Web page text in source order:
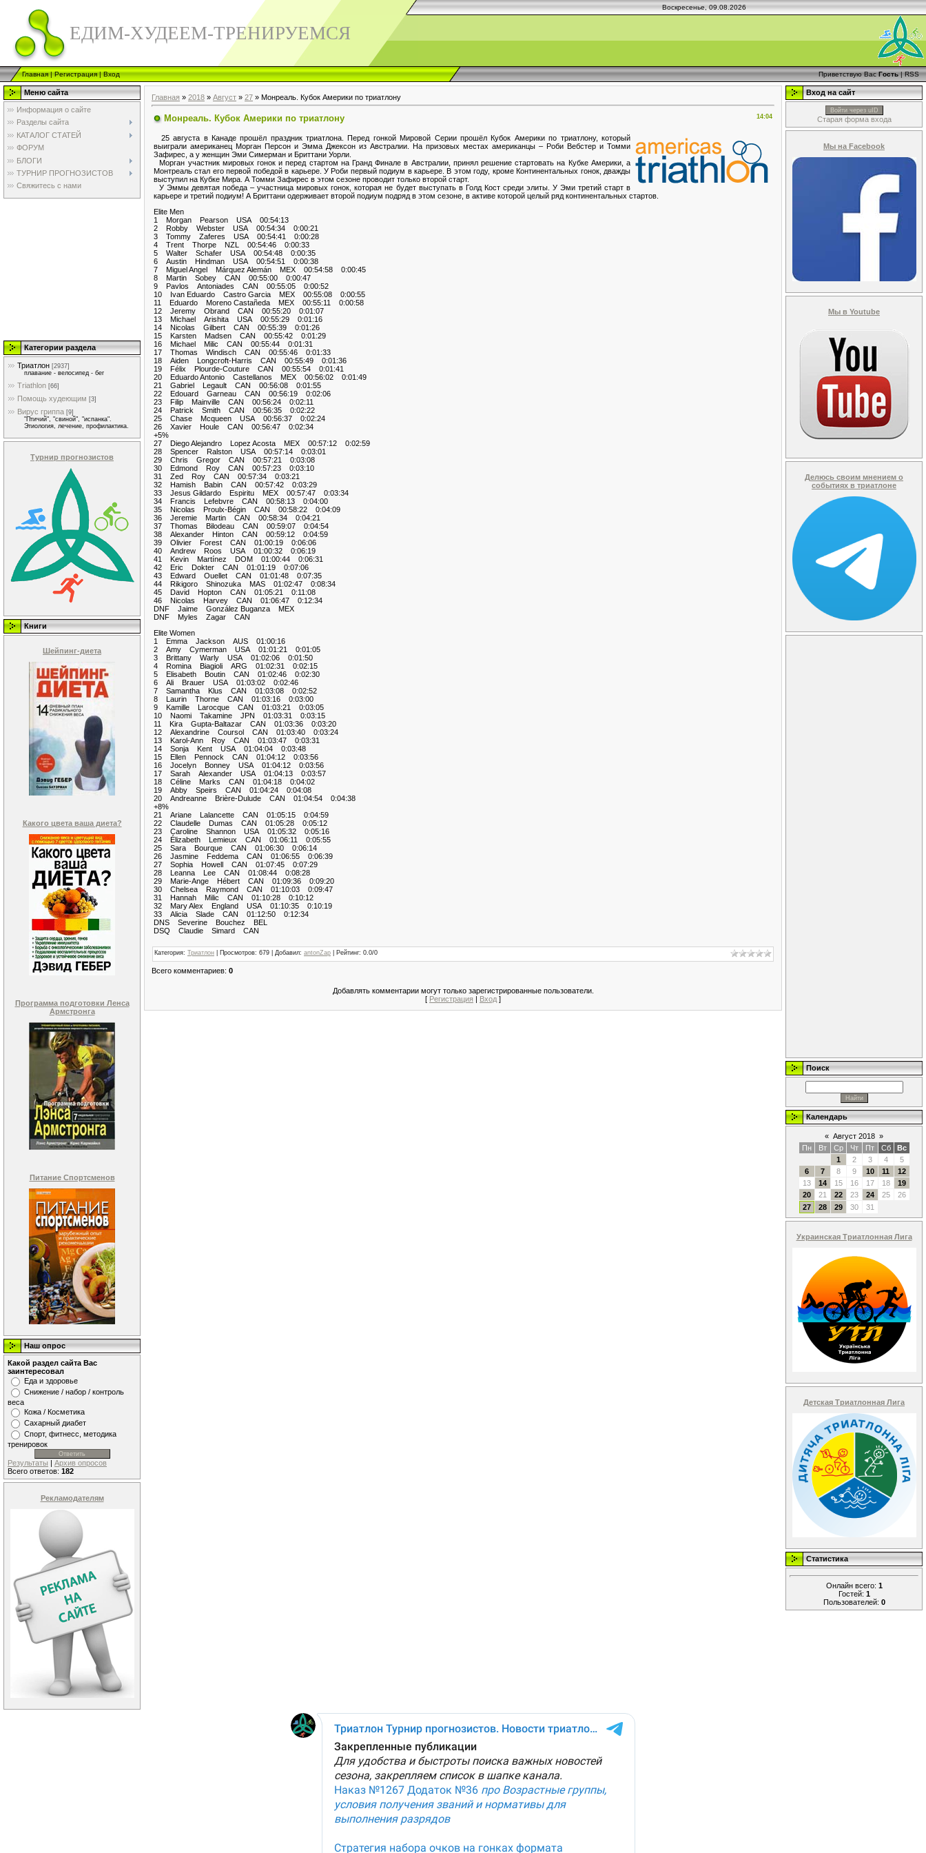
Воскресенье, 09.08.2026
ЕДИМ-ХУДЕЕМ-ТРЕНИРУЕМСЯ
Главная|Регистрация|Вход Приветствую Вас Гость|RSS
Меню сайта
Информация о сайте
Разделы сайта
КАТАЛОГ СТАТЕЙ
ФОРУМ
БЛОГИ
ТУРНИР ПРОГНОЗИСТОВ
Свяжитесь с нами
Категории раздела
Триатлон [2937]
плавание - велосипед - бег
Triathlon [66]
Помощь худеющим [3]
Вирус гриппа [9]
"Птичий", "свиной", "испанка".
Этиология, лечение, профилактика.
Турнир прогнозистов
Книги
Шейпинг-диета
Какого цвета ваша диета?
Программа подготовки Ленса
Армстронга
Питание Спортсменов
Наш опрос
Какой раздел сайта Вас
заинтересовал
Еда и здоровье
Снижение / набор / контроль
веса
Кожа / Косметика
Сахарный диабет
Спорт, фитнесс, методика
тренировок
Результаты | Архив опросов
Всего ответов: 182
Рекламодателям
Главная » 2018 » Август » 27 » Монреаль. Кубок Америки по триатлону
14:04
Монреаль. Кубок Америки по триатлону
25 августа в Канаде прошёл праздник триатлона. Перед гонкой Мировой Серии прошёл Кубок Америки по триатлону, который
выиграли американец Морган Персон и Эмма Джексон из Австралии. На призовых местах американцы – Роби Вебстер и Томми
Зафирес, а у женщин Эми Симерман и Бриттани Уорли.
Морган участник мировых гонок и перед стартом на Гранд Финале в Австралии, принял решение стартовать на Кубке Америки, а
Монтреаль стал его первой победой в карьере. У Роби первый подиум в карьере. В этом году, кроме Континентальных гонок, дважды
выступил на Кубке Мира. А Томми Зафирес в этом сезоне проводит только второй старт.
У Эммы девятая победа – участница мировых гонок, которая не будет выступать в Голд Кост среди элиты. У Эми третий старт в
карьере и третий подиум! А Бриттани одерживает второй подиум подряд в этом сезоне, в активе которой целый ряд континентальных стартов.
Elite Men
1 Morgan Pearson USA 00:54:13
2 Robby Webster USA 00:54:34 0:00:21
3 Tommy Zaferes USA 00:54:41 0:00:28
4 Trent Thorpe NZL 00:54:46 0:00:33
5 Walter Schafer USA 00:54:48 0:00:35
6 Austin Hindman USA 00:54:51 0:00:38
7 Miguel Angel Márquez Alemán MEX 00:54:58 0:00:45
8 Martin Sobey CAN 00:55:00 0:00:47
9 Pavlos Antoniades CAN 00:55:05 0:00:52
10 Ivan Eduardo Castro Garcia MEX 00:55:08 0:00:55
11 Eduardo Moreno Castañeda MEX 00:55:11 0:00:58
12 Jeremy Obrand CAN 00:55:20 0:01:07
13 Michael Arishita USA 00:55:29 0:01:16
14 Nicolas Gilbert CAN 00:55:39 0:01:26
15 Karsten Madsen CAN 00:55:42 0:01:29
16 Michael Milic CAN 00:55:44 0:01:31
17 Thomas Windisch CAN 00:55:46 0:01:33
18 Aiden Longcroft-Harris CAN 00:55:49 0:01:36
19 Félix Plourde-Couture CAN 00:55:54 0:01:41
20 Eduardo Antonio Castellanos MEX 00:56:02 0:01:49
21 Gabriel Legault CAN 00:56:08 0:01:55
22 Edouard Garneau CAN 00:56:19 0:02:06
23 Filip Mainville CAN 00:56:24 0:02:11
24 Patrick Smith CAN 00:56:35 0:02:22
25 Chase Mcqueen USA 00:56:37 0:02:24
26 Xavier Houle CAN 00:56:47 0:02:34
+5%
27 Diego Alejandro Lopez Acosta MEX 00:57:12 0:02:59
28 Spencer Ralston USA 00:57:14 0:03:01
29 Chris Gregor CAN 00:57:21 0:03:08
30 Edmond Roy CAN 00:57:23 0:03:10
31 Zed Roy CAN 00:57:34 0:03:21
32 Hamish Babin CAN 00:57:42 0:03:29
33 Jesus Gildardo Espiritu MEX 00:57:47 0:03:34
34 Francis Lefebvre CAN 00:58:13 0:04:00
35 Nicolas Proulx-Bégin CAN 00:58:22 0:04:09
36 Jeremie Martin CAN 00:58:34 0:04:21
37 Thomas Bilodeau CAN 00:59:07 0:04:54
38 Alexander Hinton CAN 00:59:12 0:04:59
39 Olivier Forest CAN 01:00:19 0:06:06
40 Andrew Roos USA 01:00:32 0:06:19
41 Kevin Martínez DOM 01:00:44 0:06:31
42 Eric Dokter CAN 01:01:19 0:07:06
43 Edward Ouellet CAN 01:01:48 0:07:35
44 Rikigoro Shinozuka MAS 01:02:47 0:08:34
45 David Hopton CAN 01:05:21 0:11:08
46 Nicolas Harvey CAN 01:06:47 0:12:34
DNF Jaime González Buganza MEX
DNF Myles Zagar CAN
Elite Women
1 Emma Jackson AUS 01:00:16
2 Amy Cymerman USA 01:01:21 0:01:05
3 Brittany Warly USA 01:02:06 0:01:50
4 Romina Biagioli ARG 01:02:31 0:02:15
5 Elisabeth Boutin CAN 01:02:46 0:02:30
6 Ali Brauer USA 01:03:02 0:02:46
7 Samantha Klus CAN 01:03:08 0:02:52
8 Laurin Thorne CAN 01:03:16 0:03:00
9 Kamille Larocque CAN 01:03:21 0:03:05
10 Naomi Takamine JPN 01:03:31 0:03:15
11 Kira Gupta-Baltazar CAN 01:03:36 0:03:20
12 Alexandrine Coursol CAN 01:03:40 0:03:24
13 Karol-Ann Roy CAN 01:03:47 0:03:31
14 Sonja Kent USA 01:04:04 0:03:48
15 Ellen Pennock CAN 01:04:12 0:03:56
16 Jocelyn Bonney USA 01:04:12 0:03:56
17 Sarah Alexander USA 01:04:13 0:03:57
18 Céline Marks CAN 01:04:18 0:04:02
19 Abby Speirs CAN 01:04:24 0:04:08
20 Andreanne Brière-Dulude CAN 01:04:54 0:04:38
+8%
21 Ariane Lalancette CAN 01:05:15 0:04:59
22 Claudelle Dumas CAN 01:05:28 0:05:12
23 Caroline Shannon USA 01:05:32 0:05:16
24 Élizabeth Lemieux CAN 01:06:11 0:05:55
25 Sara Bourque CAN 01:06:30 0:06:14
26 Jasmine Feddema CAN 01:06:55 0:06:39
27 Sophia Howell CAN 01:07:45 0:07:29
28 Leanna Lee CAN 01:08:44 0:08:28
29 Marie-Ange Hébert CAN 01:09:36 0:09:20
30 Chelsea Raymond CAN 01:10:03 0:09:47
31 Hannah Milic CAN 01:10:28 0:10:12
32 Mary Alex England USA 01:10:35 0:10:19
33 Alicia Slade CAN 01:12:50 0:12:34
DNS Severine Bouchez BEL
DSQ Claudie Simard CAN
Категория: Триатлон Просмотров: 679 Добавил: antonZap Рейтинг: 0.0/0
Всего комментариев: 0
Добавлять комментарии могут только зарегистрированные пользователи.
[ Регистрация | Вход ]
Вход на сайт
Войти через uID
Старая форма входа
Мы на Facebook
Мы в Youtube
Делюсь своим мнением о
событиях в триатлоне
Поиск
Календарь
« Август 2018 »
Пн
Вт Ср Чт Пт Сб
Вс
1
2 3 4
5
6
7 8 9 10 11
12
13
14 15 16 17 18
19
20
21 22 23 24 25
26
27
28 29 30 31
Украинская Триатлонная Лига
Детская Триатлонная Лига
Статистика
Онлайн всего: 1
Гостей: 1
Пользователей: 0